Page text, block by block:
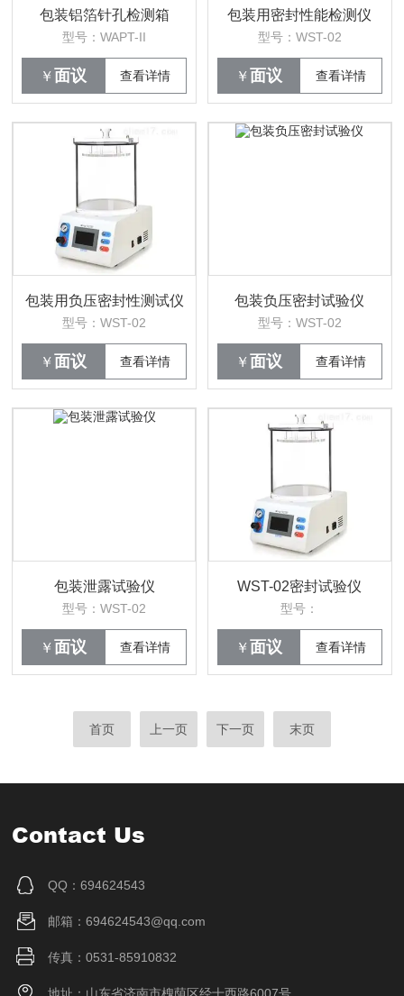
包装铝箔针孔检测箱
型号：WAPT-II
￥ 面议 查看详情
包装用密封性能检测仪
型号：WST-02
￥ 面议 查看详情
包装用负压密封性测试仪
型号：WST-02
￥ 面议 查看详情
包装负压密封试验仪
型号：WST-02
￥ 面议 查看详情
包装泄露试验仪
型号：WST-02
￥ 面议 查看详情
WST-02密封试验仪
型号：
￥ 面议 查看详情
首页 上一页 下一页 末页
Contact Us
QQ：694624543
邮箱：694624543@qq.com
传真：0531-85910832